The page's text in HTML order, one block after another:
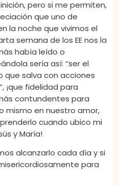
pero si me permiten,
que uno de
la noche que vivimos el
semana de los EE nos la
había leído o
sería así: “ser el
que salva con acciones
¡que fidelidad para
contundentes para
mismo en nuestro amor,
cuando ubico mi
y María!
alcanzarlo cada día y si
para